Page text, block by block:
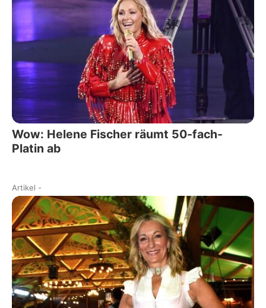
Wow: Helene Fischer räumt 50-fach-
Platin ab
Artikel -